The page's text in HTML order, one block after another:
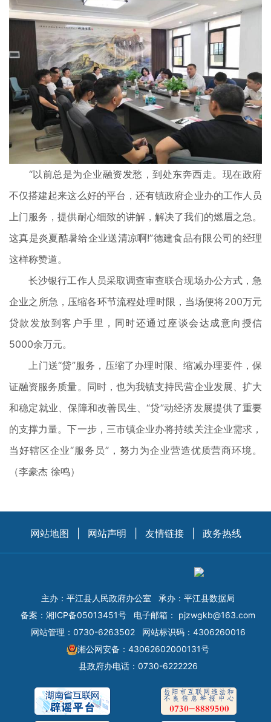
“以前总是为企业融资发愁，到处东奔西走。现在政府
不仅搭建起来这么好的平台，还有镇政府企业办的工作人员
上门服务，提供耐心细致的讲解，解决了我们的燃眉之急。
这真是炎夏酷暑给企业送清凉啊!”德建食品有限公司的经理
这样称赞道。
长沙银行工作人员采取调查审查联合现场办公方式，急
企业之所急，压缩各环节流程处理时限，当场便将200万元
贷款发放到客户手里，同时还通过座谈会达成意向授信
5000余万元。
上门送“贷”服务，压缩了办理时限、缩减办理要件，保
证融资服务质量。同时，也为我镇支持民营企业发展、扩大
和稳定就业、保障和改善民生、“贷”动经济发展提供了重要
的支撑力量。下一步，三市镇企业办将持续关注企业需求，
当好辖区企业“服务员”，努力为企业营造优质营商环境。
（李豪杰 徐鸣）
网站地图 网站声明 友情链接 政务热线
主办：平江县人民政府办公室
承办：平江县数据局
备案： 湘ICP备05013451号 电子邮箱： pjzwgkb@163.com
网站管理：0730-6263502
网站标识码：4306260016
湘公网安备：43062602000131号
县政府办电话：0730-6222226